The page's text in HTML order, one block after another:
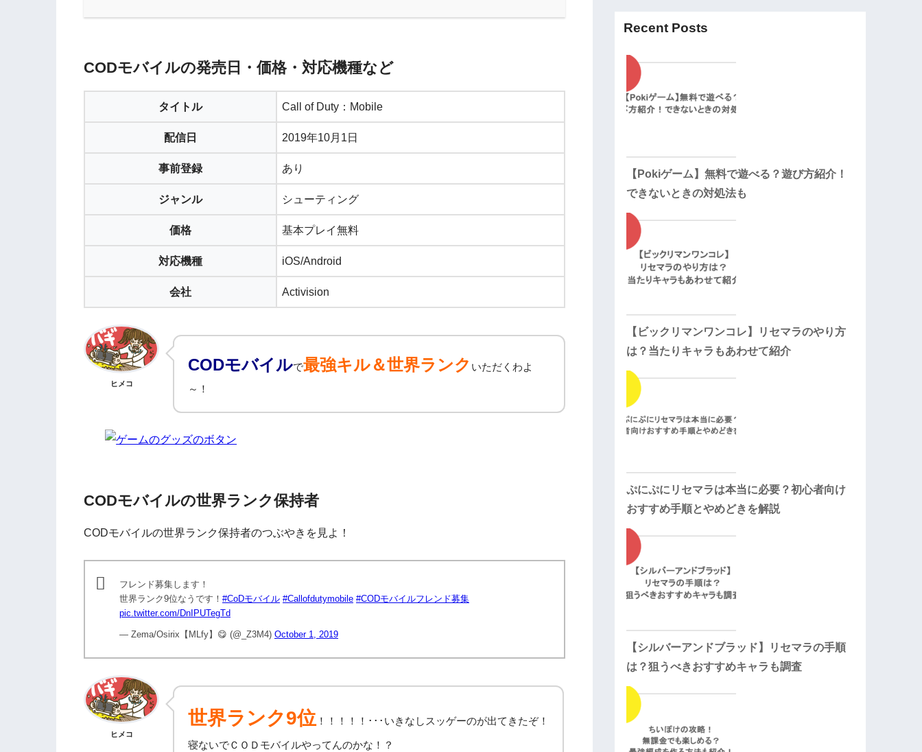
CODモバイルの発売日・価格・対応機種など
タイトル Call of Duty：Mobile
配信日 2019年10月1日
事前登録 あり
ジャンル シューティング
価格 基本プレイ無料
対応機種 iOS/Android
会社 Activision
ヒメコ
CODモバイルで最強キル＆世界ランク いただくわよ
～！
CODモバイルの世界ランク保持者
CODモバイルの世界ランク保持者のつぶやきを見よ！
フレンド募集します！
世界ランク9位なうです！ #CoDモバイル #Callofdutymobile #CODモバイルフレンド募集
pic.twitter.com/DnIPUTegTd
— Zema/Osirix【MLfy】😋 (@_Z3M4) October 1, 2019
ヒメコ
世界ランク9位 ！！！！！･･･いきなしスッゲーのが出てきたぞ！
寝ないでＣＯＤモバイルやってんのかな！？
Recent Posts
【Pokiゲーム】無料で遊べる？遊び方紹介！
できないときの対処法も
【ビックリマンワンコレ】リセマラのやり方
は？当たりキャラもあわせて紹介
ぷにぷにリセマラは本当に必要？初心者向け
おすすめ手順とやめどきを解説
【シルバーアンドブラッド】リセマラの手順
は？狙うべきおすすめキャラも調査